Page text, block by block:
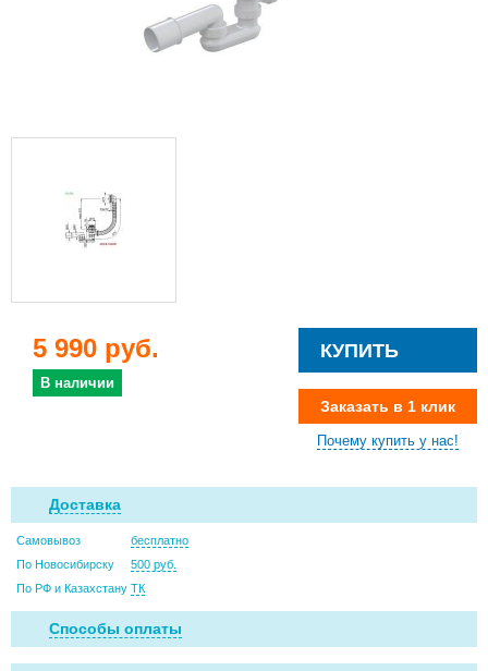
5 990 руб.
В наличии
КУПИТЬ
Заказать в 1 клик
Почему купить у нас!
Доставка
Самовывоз
бесплатно
По Новосибирску
500 руб.
По РФ и Казахстану ТК
Способы оплаты